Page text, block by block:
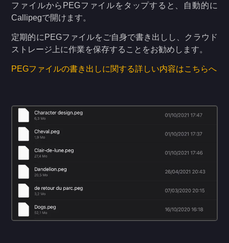
ファイルからPEGファイルをタップすると、自動的に
Callipegで開けます。
定期的にPEGファイルをご自身で書き出しし、クラウド
ストレージ上に作業を保存することをお勧めします。
PEGファイルの書き出しに関する詳しい内容はこちらへ